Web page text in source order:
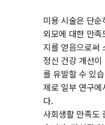
미용 시술은 단
외모에 대한 만
지를 얻음으로써
정신 건강 개선
를 유발할 수 있
제로 일부 연구
다.
사회생활 만족도